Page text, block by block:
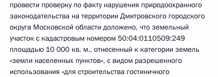
провести проверку по факту нарушения природоохранного
законодательства на территории Дмитровского городского
округа Московской области доложено, что земельный
участок с кадастровым номером 50:04:0110509:249
площадью 10 000 кв. м., отнесенный к категории земель
«земли населенных пунктов», с видом разрешенного
использования «для строительства гостиничного